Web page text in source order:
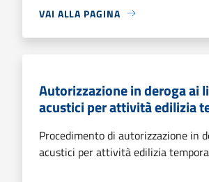
VAI ALLA PAGINA
Autorizzazione in deroga ai
acustici per attività edilizia
Procedimento di autorizzazione in
acustici per attività edilizia